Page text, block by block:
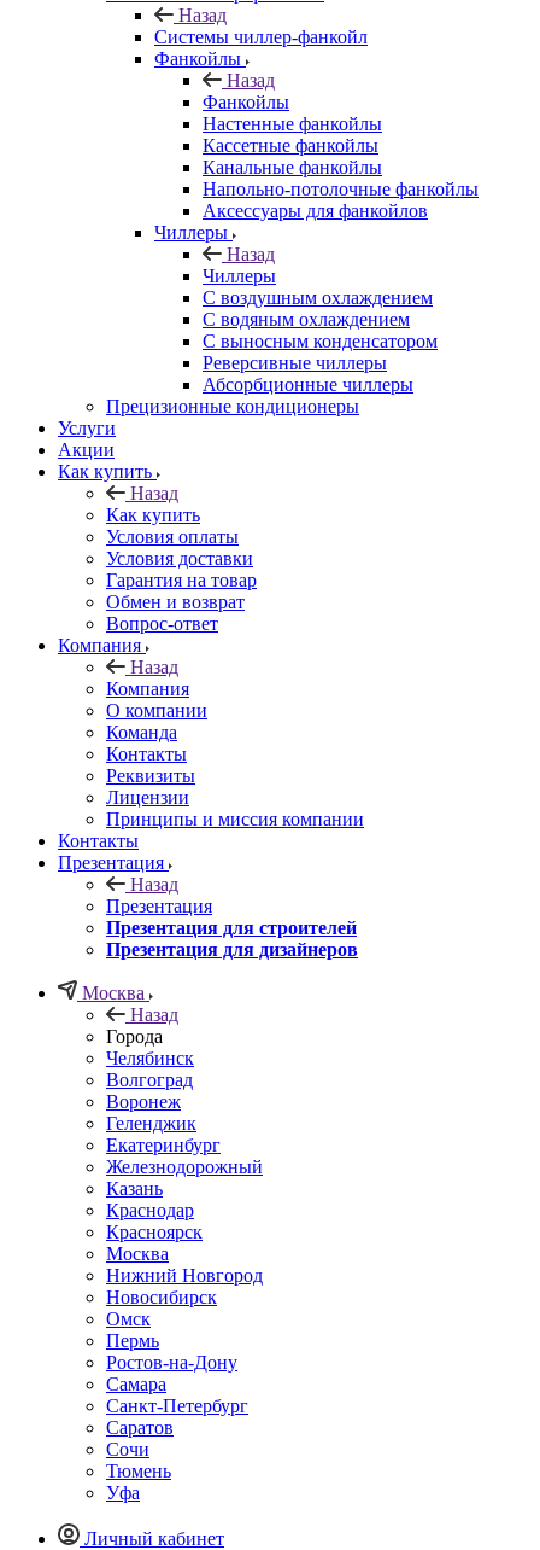
Назад
Системы чиллер-фанкойл
Фанкойлы
Назад
Фанкойлы
Настенные фанкойлы
Кассетные фанкойлы
Канальные фанкойлы
Напольно-потолочные фанкойлы
Аксессуары для фанкойлов
Чиллеры
Назад
Чиллеры
С воздушным охлаждением
С водяным охлаждением
С выносным конденсатором
Реверсивные чиллеры
Абсорбционные чиллеры
Прецизионные кондиционеры
Услуги
Акции
Как купить
Назад
Как купить
Условия оплаты
Условия доставки
Гарантия на товар
Обмен и возврат
Вопрос-ответ
Компания
Назад
Компания
О компании
Команда
Контакты
Реквизиты
Лицензии
Принципы и миссия компании
Контакты
Презентация
Назад
Презентация
Презентация для строителей
Презентация для дизайнеров
Москва
Назад
Города
Челябинск
Волгоград
Воронеж
Геленджик
Екатеринбург
Железнодорожный
Казань
Краснодар
Красноярск
Москва
Нижний Новгород
Новосибирск
Омск
Пермь
Ростов-на-Дону
Самара
Санкт-Петербург
Саратов
Сочи
Тюмень
Уфа
Личный кабинет